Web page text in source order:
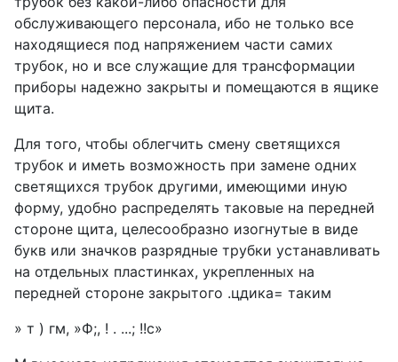
обслуживающего персонала, ибо не только все
находящиеся под напряжением части самих
трубок, но и все служащие для трансформации
приборы надежно закрыты и помещаются в ящике
щита.
Для того, чтобы облегчить смену светящихся
трубок и иметь возможность при замене одних
светящихся трубок другими, имеющими иную
форму, удобно распределять таковые на передней
стороне щита, целесообразно изогнутые в виде
букв или значков разрядные трубки устанавливать
на отдельных пластинках, укрепленных на
передней стороне закрытого .цдика= таким
» т ) гм, »Ф;, ! . ...; !!с»